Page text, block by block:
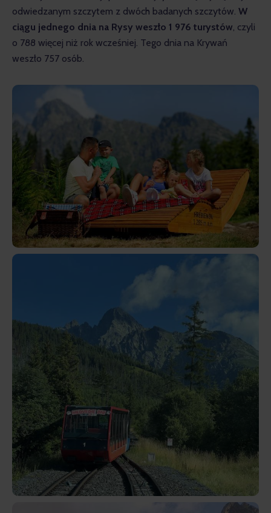
odwiedzanym szczytem z dwóch badanych szczytów. W
ciągu jednego dnia na Rysy weszło 1 976 turystów, czyli
o 788 więcej niż rok wcześniej. Tego dnia na Krywań
weszło 757 osób.